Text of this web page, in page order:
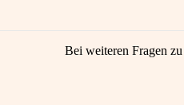
Bei weiteren Fragen